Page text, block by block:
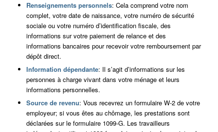
Renseignements personnels: Cela comprend votre nom
complet, votre date de naissance, votre numéro de sécurité
sociale ou votre numéro d’identification fiscale, des
informations sur votre paiement de relance et des
informations bancaires pour recevoir votre remboursement par
dépôt direct.
Information dépendante: Il s’agit d’informations sur les
personnes à charge vivant dans votre ménage et leurs
informations personnelles.
Source de revenu: Vous recevrez un formulaire W-2 de votre
employeur; si vous êtes au chômage, les prestations sont
déclarées sur le formulaire 1099-G. Les travailleurs